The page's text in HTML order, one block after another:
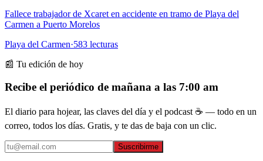
Fallece trabajador de Xcaret en accidente en tramo de Playa del
Carmen a Puerto Morelos
Playa del Carmen·583 lecturas
📰 Tu edición de hoy
Recibe el periódico de mañana a las 7:00 am
El diario para hojear, las claves del día y el podcast ☕ — todo en un
correo, todos los días. Gratis, y te das de baja con un clic.
Suscribirme